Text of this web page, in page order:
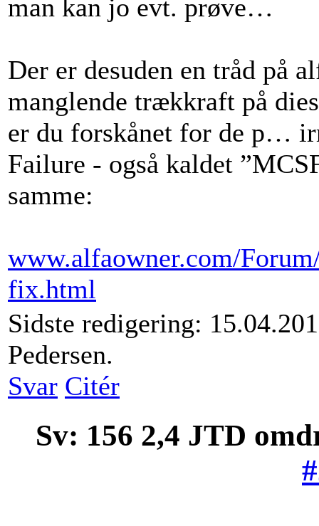
man kan jo evt. prøve…
Der er desuden en tråd på
manglende trækkraft på
er du forskånet for de p…
Failure - også kaldet
samme:
www.alfaowner.com/
fix.html
Sidste redigering:
Pedersen.
Svar Citér
Sv: 156 2,4 JTD